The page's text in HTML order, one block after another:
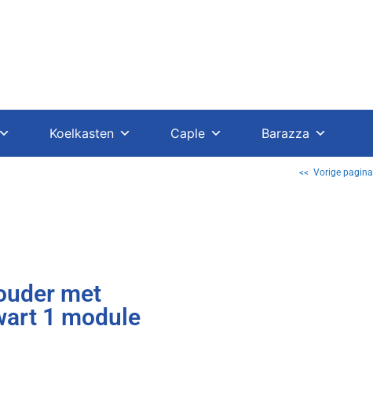
Koelkasten Caple Barazza
<< Vorige pagina
met
1 module